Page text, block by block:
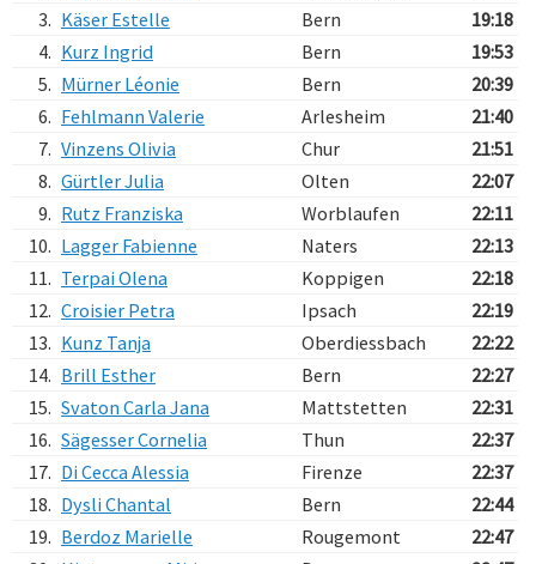
3. Käser Estelle Bern
19:18
4. Kurz Ingrid Bern
19:53
5. Mürner Léonie Bern
20:39
6. Fehlmann Valerie Arlesheim
21:40
7. Vinzens Olivia Chur
21:51
8. Gürtler Julia Olten
22:07
9. Rutz Franziska Worblaufen
22:11
10. Lagger Fabienne Naters
22:13
11. Terpai Olena Koppigen
22:18
12. Croisier Petra Ipsach
22:19
13. Kunz Tanja Oberdiessbach
22:22
14. Brill Esther Bern
22:27
15. Svaton Carla Jana Mattstetten
22:31
16. Sägesser Cornelia Thun
22:37
17. Di Cecca Alessia Firenze
22:37
18. Dysli Chantal Bern
22:44
19. Berdoz Marielle Rougemont
22:47